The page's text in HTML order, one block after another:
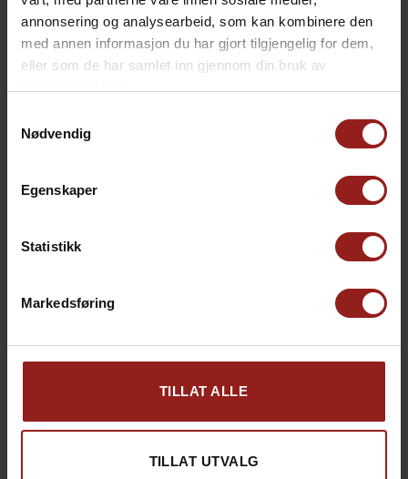
annonsering og analysearbeid, som kan kombinere den
med annen informasjon du har gjort tilgjengelig for dem,
eller som de har samlet inn gjennom din bruk av
Nødvendig
Egenskaper
Statistikk
Markedsføring
TILLAT ALLE
TILLAT UTVALG
Produkt total kr 0,00